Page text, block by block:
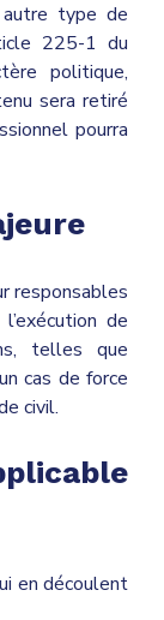
type de
225-1 du
politique,
sera retiré
pourra
responsables
de
telles que
cas de force
civil.
en découlent